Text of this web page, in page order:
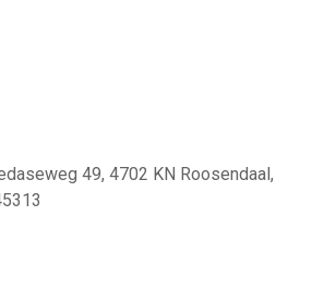
49, 4702 KN Roosendaal,